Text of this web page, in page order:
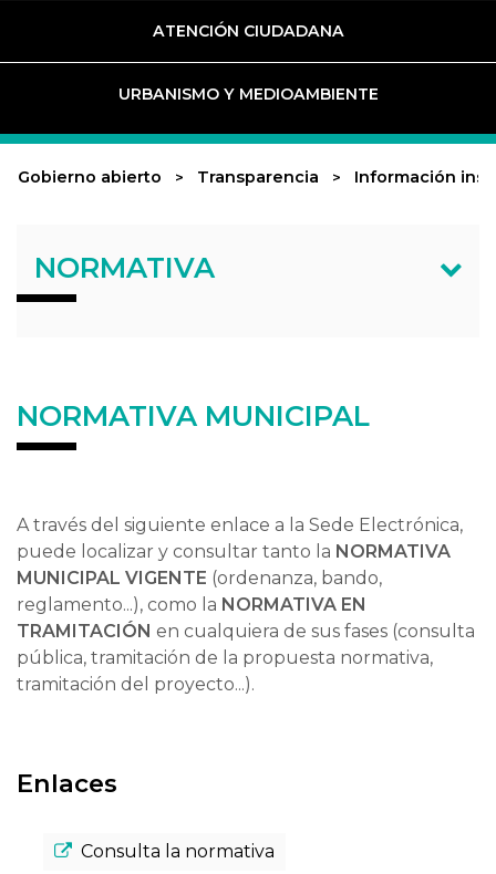
ATENCIÓN CIUDADANA
URBANISMO Y MEDIOAMBIENTE
Gobierno abierto Transparencia Información
NORMATIVA
NORMATIVA MUNICIPAL
A través del siguiente enlace a la Sede Electrónica,
puede localizar y consultar tanto la NORMATIVA
MUNICIPAL VIGENTE (ordenanza, bando,
reglamento...), como la NORMATIVA EN
TRAMITACIÓN en cualquiera de sus fases (consulta
pública, tramitación de la propuesta normativa,
tramitación del proyecto...).
Enlaces
Consulta la normativa